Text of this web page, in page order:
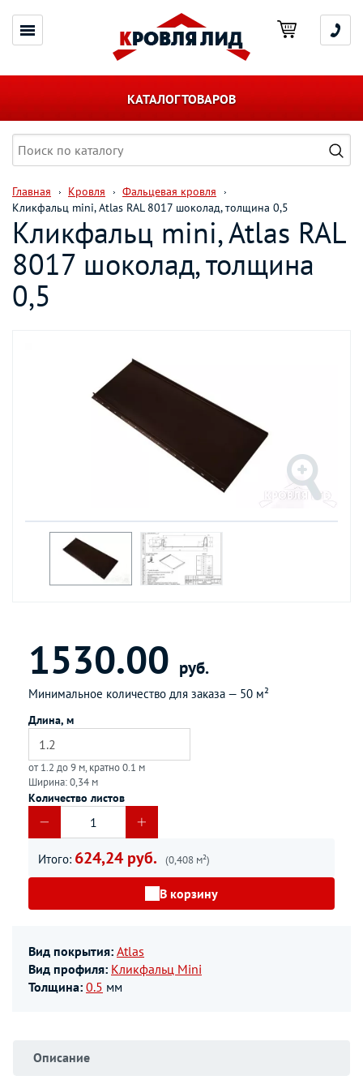
КАТАЛОГ ТОВАРОВ
Главная Кровля
Фальцевая кровля
Кликфальц mini, Atlas RAL 8017 шоколад, толщина 0,5
Кликфальц mini, Atlas RAL
8017 шоколад, толщина
0,5
1530.00 руб.
Минимальное количество для заказа — 50 м²
Длина, м
от 1.2 до 9 м, кратно 0.1 м
Ширина: 0,34 м
Количество листов
Итого: 624,24 руб. (0,408 м²)
В корзину
Вид покрытия: Atlas
Вид профиля: Кликфальц Mini
Толщина: 0.5 мм
Описание